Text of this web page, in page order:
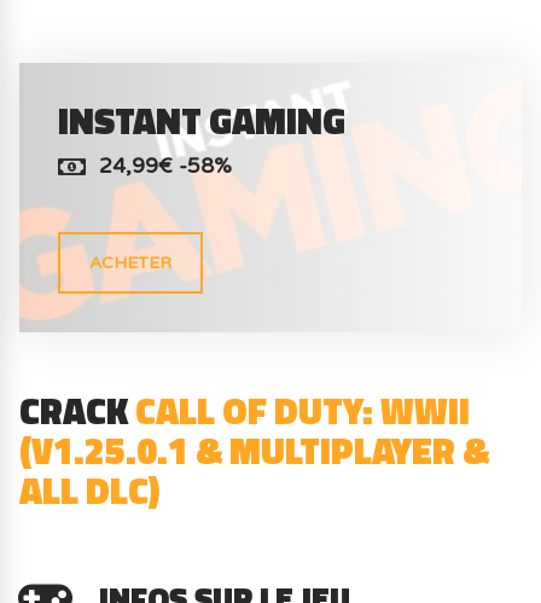
INSTANT GAMING
24,99€ -58%
ACHETER
CRACKCALL OF DUTY: WWII
(V1.25.0.1 & MULTIPLAYER &
ALL DLC)